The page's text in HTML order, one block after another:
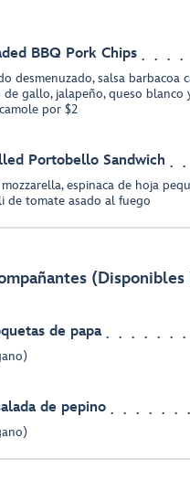
BBQ Pork Chips
desmenuzado, salsa barbacoa
de gallo, jalapeño, queso
por $2
Portobello Sandwich
espinaca de hoja
de tomate asado al fuego
de papa
de pepino